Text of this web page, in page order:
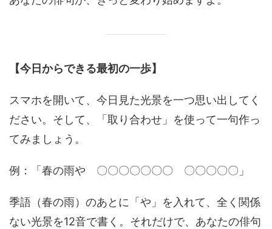
【今日からできる最初の一歩】
スマホを開いて、今日見た光景を一つ思い出してく
ださい。そして、「取り合わせ」を使って一句作っ
てみましょう。
例：「春の雨や 〇〇〇〇〇〇〇 〇〇〇〇〇」
季語（春の雨）のあとに「や」を入れて、全く関係
ない光景を12音で書く。それだけで、あなたの俳句